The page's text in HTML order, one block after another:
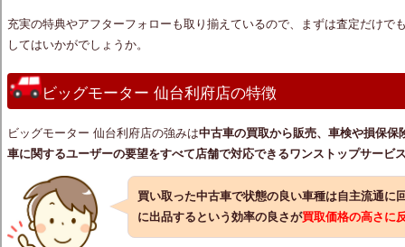
充実の特典やアフターフォローも取り揃えているので、まずは査定だけで
してはいかがでしょうか。
ビッグモーター 仙台利府店の特徴
ビッグモーター 仙台利府店の強みは中古車の買取から販売、車検や損保
車に関するユーザーの要望をすべて店舗で対応できるワンストップサービ
買い取った中古車で状態の良い車種は自主流通に
に出品するという効率の良さが買取価格の高さに